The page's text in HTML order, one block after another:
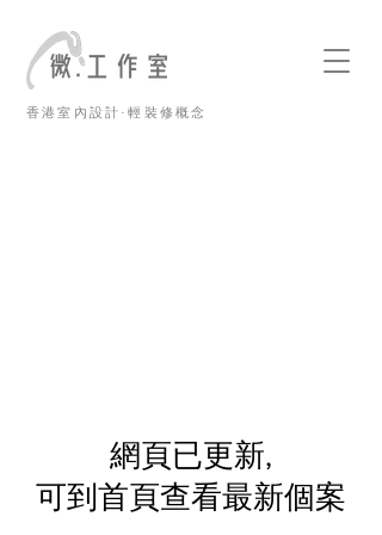
香港室內設計·輕裝修概念
​網頁已更新,
可到首頁查看最新個案